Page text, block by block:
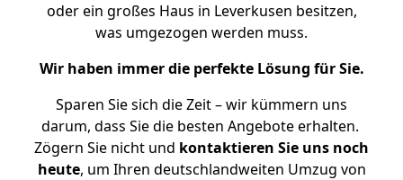
oder ein großes Haus in Leverkusen besitzen,
was umgezogen werden muss.
Wir haben immer die perfekte Lösung für Sie.
Sparen Sie sich die Zeit – wir kümmern uns
darum, dass Sie die besten Angebote erhalten.
Zögern Sie nicht und kontaktieren Sie uns noch
heute, um Ihren deutschlandweiten Umzug von